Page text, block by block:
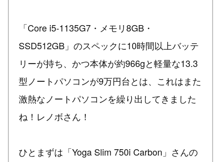
「Core i5-1135G7・メモリ8GB・
SSD512GB」のスペックに10時間以上バッテ
リーが持ち、かつ本体が約966gと軽量な13.3
型ノートパソコンが9万円台とは、これはまた
激熱なノートパソコンを繰り出してきました
ね！レノボさん！
ひとまずは「Yoga Slim 750i Carbon」さんの